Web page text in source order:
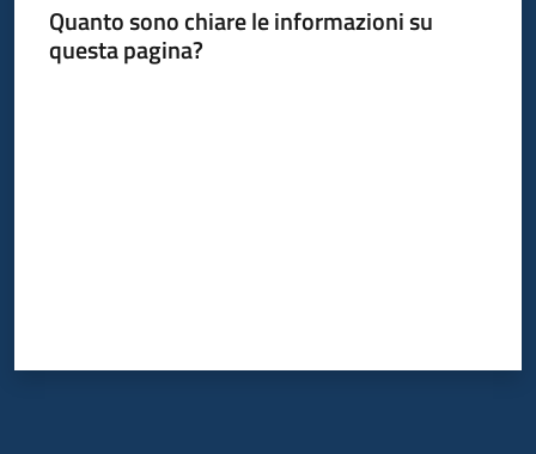
Quanto sono chiare le informazioni su
questa pagina?